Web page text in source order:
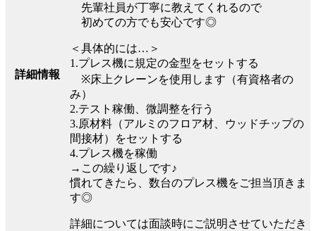
詳細情報
先輩社員が丁寧に教えてくれるので
初めての方でも安心です◎
＜具体的には…＞
1.プレス機に規定の金型をセットする
※床上クレーンを使用します（有資格者の
み）
2.テスト稼働、微調整を行う
3.原材料（アルミのフロア材、ウッドチップの
間接材）をセットする
4.プレス機を稼働
→この繰り返しです♪
慣れてきたら、数台のプレス機をご担当頂きま
す◎
詳細については面談時にご説明させていただき